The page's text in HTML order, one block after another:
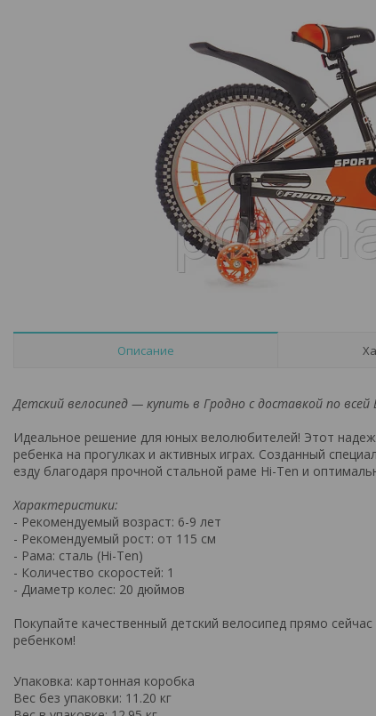
Описание
Детский велосипед — купить в Гродно с доставкой по всей
Идеальное решение для юных велолюбителей! Этот
ребенка на прогулках и активных играх. Созданный
езду благодаря прочной стальной раме Hi-Ten и
Характеристики:
- Рекомендуемый возраст: 6-9 лет
- Рекомендуемый рост: от 115 см
- Рама: сталь (Hi-Ten)
- Количество скоростей: 1
- Диаметр колес: 20 дюймов
Покупайте качественный детский велосипед прямо
ребенком!
Упаковка: картонная коробка
Вес без упаковки: 11.20 кг